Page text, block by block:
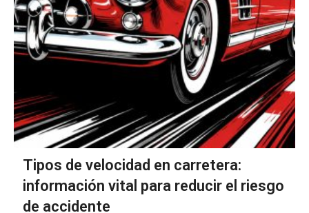
Tipos de velocidad en carretera:
información vital para reducir el riesgo
de accidente